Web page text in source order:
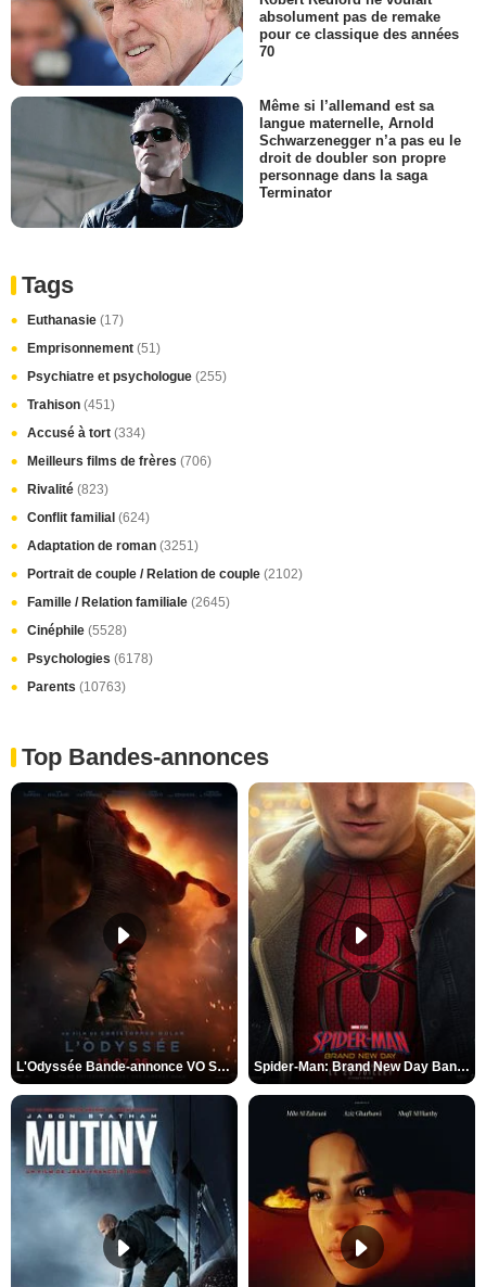
absolument pas de remake
pour ce classique des années
70
Même si l’allemand est sa
langue maternelle, Arnold
Schwarzenegger n’a pas eu le
droit de doubler son propre
personnage dans la saga
Terminator
Tags
Euthanasie (17)
Emprisonnement (51)
Psychiatre et psychologue (255)
Trahison (451)
Accusé à tort (334)
Meilleurs films de frères (706)
Rivalité (823)
Conflit familial (624)
Adaptation de roman (3251)
Portrait de couple / Relation de couple (2102)
Famille / Relation familiale (2645)
Cinéphile (5528)
Psychologies (6178)
Parents (10763)
Top Bandes-annonces
L'Odyssée Bande-annonce VO STFR Spider-Man: Brand New Day Bande-annonce VO STFR